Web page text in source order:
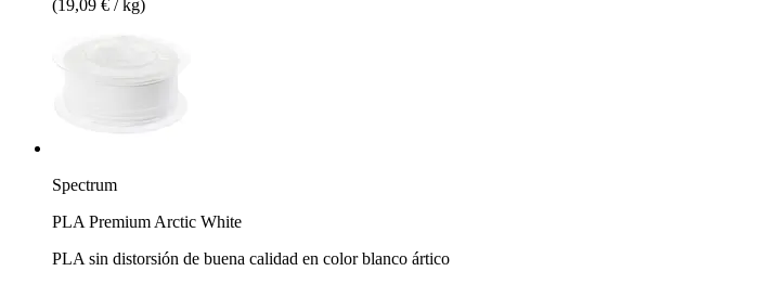
(19,09 € / kg)
Spectrum
PLA Premium Arctic White
PLA sin distorsión de buena calidad en color blanco ártico